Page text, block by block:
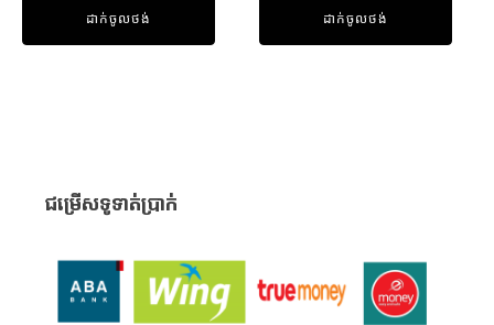
ដាក់ចូលថង់ ដាក់ចូលថង់
ជម្រើសទូទាត់ប្រាក់